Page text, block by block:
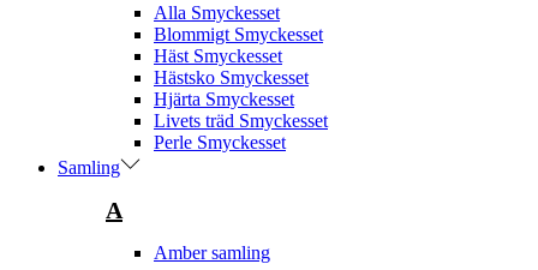
Alla Smyckesset
Blommigt Smyckesset
Häst Smyckesset
Hästsko Smyckesset
Hjärta Smyckesset
Livets träd Smyckesset
Perle Smyckesset
Samling
A
Amber samling